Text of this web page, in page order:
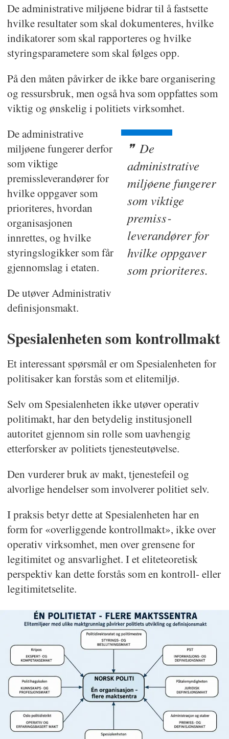
De administrative miljøene bidrar til å fastsette
hvilke resultater som skal dokumenteres, hvilke
indikatorer som skal rapporteres og hvilke
styringsparametere som skal følges opp.
På den måten påvirker de ikke bare organisering
og ressursbruk, men også hva som oppfattes som
viktig og ønskelig i politiets virksomhet.
De
administrative
miljøene fungerer
som viktige
premiss­
leverandører for
hvilke oppgaver
som prioriteres.
De administrative
miljøene fungerer derfor
som viktige
premissleverandører for
hvilke oppgaver som
prioriteres, hvordan
organisasjonen
innrettes, og hvilke
styringslogikker som får
gjennomslag i etaten.
De utøver Administrativ
definisjonsmakt.
Spesialenheten som kontrollmakt
Et interessant spørsmål er om Spesialenheten for
politisaker kan forstås som et elitemiljø.
Selv om Spesialenheten ikke utøver operativ
politimakt, har den betydelig institusjonell
autoritet gjennom sin rolle som uavhengig
etterforsker av politiets tjenesteutøvelse.
Den vurderer bruk av makt, tjenestefeil og
alvorlige hendelser som involverer politiet selv.
I praksis betyr dette at Spesialenheten har en
form for «overliggende kontrollmakt», ikke over
operativ virksomhet, men over grensene for
legitimitet og ansvarlighet. I et eliteteoretisk
perspektiv kan dette forstås som en kontroll- eller
legitimitetselite.